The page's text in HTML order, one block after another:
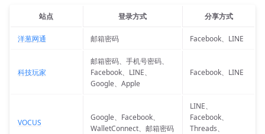
站点 登录方式 分享方式
洋葱网通 邮箱密码 Facebook、LINE
科技玩家
邮箱密码、手机号密码、
Facebook、LINE、
Google、Apple
Facebook、LINE
VOCUS
Google、Facebook、
WalletConnect、邮箱密码
LINE、
Facebook、
Threads、